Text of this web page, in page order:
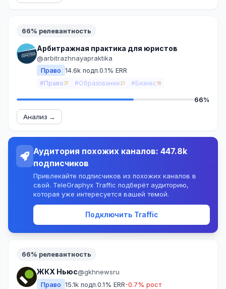
66% релевантность
Арбитражная практика для юристов
@arbitrazhnayapraktika
Право 14.6k подп.0.1% ERR
#Право 37 #Образование 21 #Бизнес 16
66%
Анализ →
Аудитория похожих каналов: 447.8k
подписчиков
Привлекайте подписчиков из похожих каналов в
свой. TeleGraphyx Traffic подберёт аудиторию,
которая уже интересуется вашей темой.
Подключить Traffic
66% релевантность
ЖКХ Ньюс@gkhnewsru
Право 15.1k подп.0.1% ERR-0.7% рост